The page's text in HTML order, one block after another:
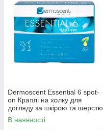
Dermoscent Essential 6 spot-
on Краплі на холку для
догляду за шкірою та шерстю
кішок - 1 уп.
В наявності